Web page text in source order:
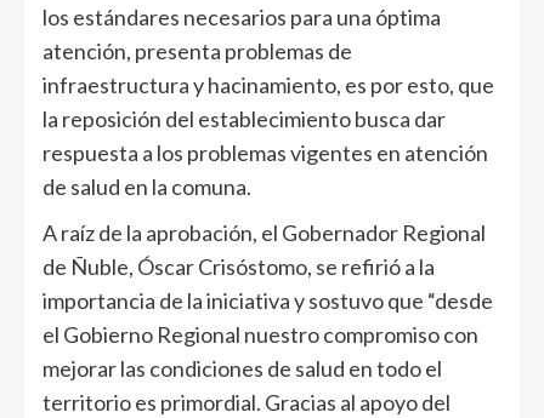
los estándares necesarios para una óptima
atención, presenta problemas de
infraestructura y hacinamiento, es por esto, que
la reposición del establecimiento busca dar
respuesta a los problemas vigentes en atención
de salud en la comuna.
A raíz de la aprobación, el Gobernador Regional
de Ñuble, Óscar Crisóstomo, se refirió a la
importancia de la iniciativa y sostuvo que “desde
el Gobierno Regional nuestro compromiso con
mejorar las condiciones de salud en todo el
territorio es primordial. Gracias al apoyo del